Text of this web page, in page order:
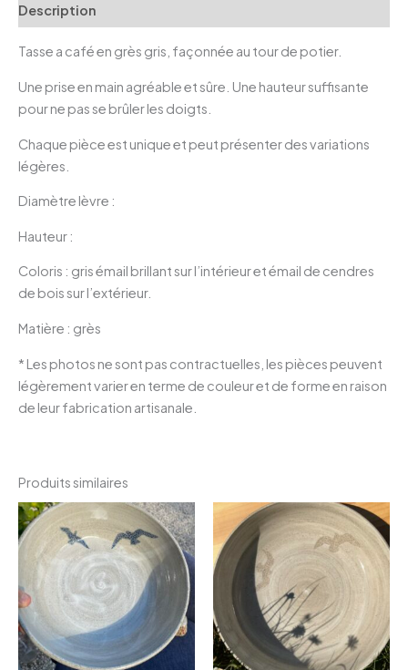
Description
Tasse a café en grès gris, façonnée au tour de potier.
Une prise en main agréable et sûre. Une hauteur suffisante
pour ne pas se brûler les doigts.
Chaque pièce est unique et peut présenter des variations
légères.
Diamètre lèvre :
Hauteur :
Coloris : gris émail brillant sur l’intérieur et émail de cendres
de bois sur l’extérieur.
Matière : grès
* Les photos ne sont pas contractuelles, les pièces peuvent
légèrement varier en terme de couleur et de forme en raison
de leur fabrication artisanale.
Produits similaires